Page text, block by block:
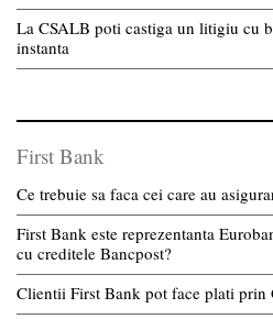
La CSALB poti castiga un litigiu cu
instanta
First Bank
Ce trebuie sa faca cei care au
First Bank este reprezentanta
cu creditele Bancpost?
Clientii First Bank pot face plati prin